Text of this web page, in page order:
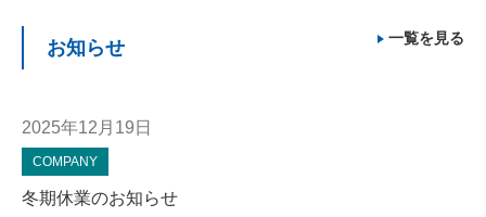
一覧を見る
お知らせ
2025年12月19日
COMPANY
冬期休業のお知らせ